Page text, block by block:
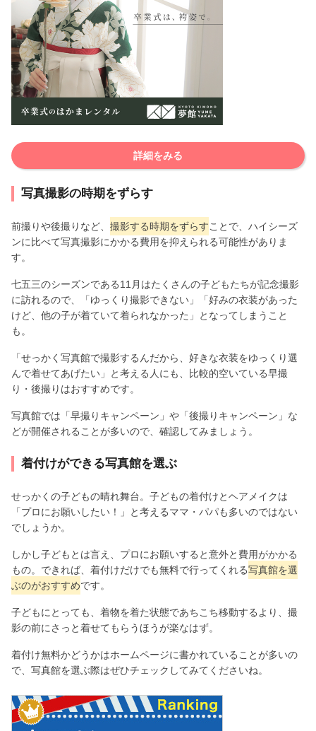
詳細をみる
写真撮影の時期をずらす
前撮りや後撮りなど、 撮影する時期をずらすことで、ハイシーズ
ンに比べて写真撮影にかかる費用を抑えられる可能性がありま
す。
七五三のシーズンである11月はたくさんの子どもたちが記念撮影
に訪れるので、「ゆっくり撮影できない」「好みの衣装があった
けど、他の子が着ていて着られなかった」となってしまうこと
も。
「せっかく写真館で撮影するんだから、好きな衣装をゆっくり選
んで着せてあげたい」と考える人にも、比較的空いている早撮
り・後撮りはおすすめです。
写真館では「早撮りキャンペーン」や「後撮りキャンペーン」な
どが開催されることが多いので、確認してみましょう。
着付けができる写真館を選ぶ
せっかくの子どもの晴れ舞台。子どもの着付けとヘアメイクは
「プロにお願いしたい！」と考えるママ・パパも多いのではない
でしょうか。
しかし子どもとは言え、プロにお願いすると意外と費用がかかる
もの。できれば、着付けだけでも無料で行ってくれる写真館を選
ぶのがおすすめです。
子どもにとっても、着物を着た状態であちこち移動するより、撮
影の前にさっと着せてもらうほうが楽なはず。
着付け無料かどうかはホームページに書かれていることが多いの
で、写真館を選ぶ際はぜひチェックしてみてくださいね。